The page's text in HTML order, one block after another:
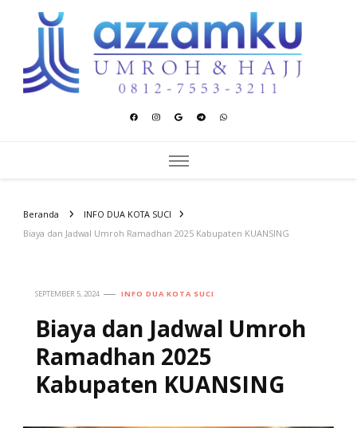
Azzamku Umroh dan Hajj
Beranda
INFO DUA KOTA SUCI
Biaya dan Jadwal Umroh Ramadhan 2025 Kabupaten KUANSING
SEPTEMBER 5, 2024 INFO DUA KOTA SUCI
Biaya dan Jadwal Umroh
Ramadhan 2025
Kabupaten KUANSING